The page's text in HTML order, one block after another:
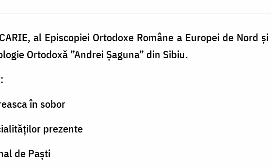
al Episcopiei Ortodoxe Române a Europei de Nord și
Ortodoxă ”Andrei Șaguna” din Sibiu.
în sobor
prezente
de Paști